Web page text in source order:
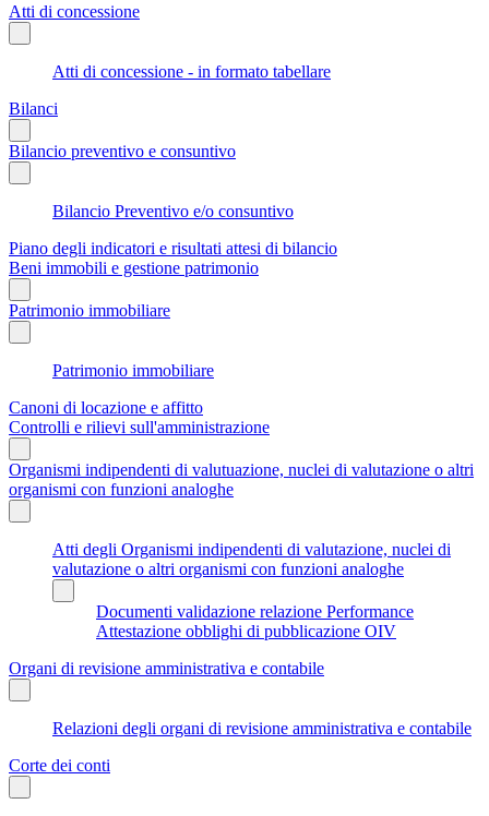
Atti di concessione
Atti di concessione - in formato tabellare
Bilanci
Bilancio preventivo e consuntivo
Bilancio Preventivo e/o consuntivo
Piano degli indicatori e risultati attesi di bilancio
Beni immobili e gestione patrimonio
Patrimonio immobiliare
Patrimonio immobiliare
Canoni di locazione e affitto
Controlli e rilievi sull'amministrazione
Organismi indipendenti di valutuazione, nuclei di valutazione o altri
organismi con funzioni analoghe
Atti degli Organismi indipendenti di valutazione, nuclei di
valutazione o altri organismi con funzioni analoghe
Documenti validazione relazione Performance
Attestazione obblighi di pubblicazione OIV
Organi di revisione amministrativa e contabile
Relazioni degli organi di revisione amministrativa e contabile
Corte dei conti